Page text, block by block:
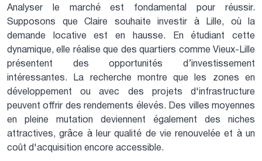
Analyser le marché est fondamental pour réussir.
Supposons que Claire souhaite investir à Lille, où la
demande locative est en hausse. En étudiant cette
dynamique, elle réalise que des quartiers comme Vieux-Lille
présentent des opportunités d’investissement
intéressantes. La recherche montre que les zones en
développement ou avec des projets d'infrastructure
peuvent offrir des rendements élevés. Des villes moyennes
en pleine mutation deviennent également des niches
attractives, grâce à leur qualité de vie renouvelée et à un
coût d'acquisition encore accessible.